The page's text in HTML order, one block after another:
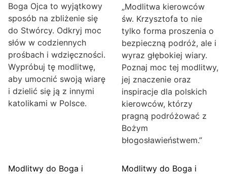
Boga Ojca to wyjątkowy
sposób na zbliżenie się
do Stwórcy. Odkryj moc
słów w codziennych
prośbach i wdzięczności.
Wypróbuj tę modlitwę,
aby umocnić swoją wiarę
i dzielić się ją z innymi
katolikami w Polsce.
„Modlitwa kierowców
św. Krzysztofa to nie
tylko forma proszenia o
bezpieczną podróż, ale i
wyraz głębokiej wiary.
Poznaj moc tej modlitwy,
jej znaczenie oraz
inspiracje dla polskich
kierowców, którzy
pragną podróżować z
Bożym
błogosławieństwem.”
Modlitwy do Boga i
Modlitwy do Boga i